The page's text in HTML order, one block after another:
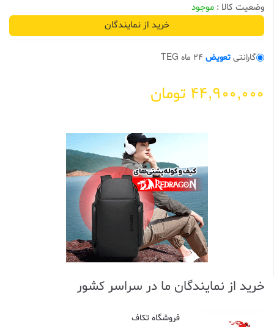
5
ب
ا
س
ی
وضعیت کالا : موجود
خرید از نمایندگان
گارانتی تعویض
44,900,000 تومان
خرید از نمایندگان ما در سراسر کشور
فروشگاه تکاف